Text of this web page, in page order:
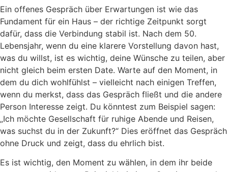
Ein offenes Gespräch über Erwartungen ist wie das
Fundament für ein Haus – der richtige Zeitpunkt sorgt
dafür, dass die Verbindung stabil ist. Nach dem 50.
Lebensjahr, wenn du eine klarere Vorstellung davon hast,
was du willst, ist es wichtig, deine Wünsche zu teilen, aber
nicht gleich beim ersten Date. Warte auf den Moment, in
dem du dich wohlfühlst – vielleicht nach einigen Treffen,
wenn du merkst, dass das Gespräch fließt und die andere
Person Interesse zeigt. Du könntest zum Beispiel sagen:
„Ich möchte Gesellschaft für ruhige Abende und Reisen,
was suchst du in der Zukunft?“ Dies eröffnet das Gespräch
ohne Druck und zeigt, dass du ehrlich bist.
Es ist wichtig, den Moment zu wählen, in dem ihr beide